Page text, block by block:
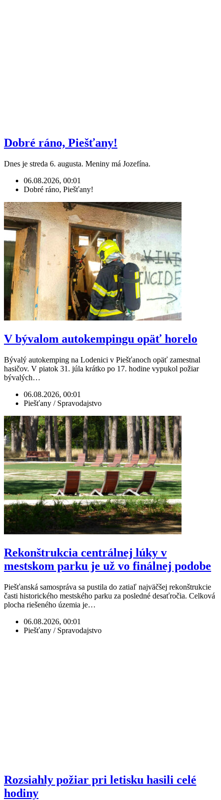
Dobré ráno, Piešťany!
Dnes je streda 6. augusta. Meniny má Jozefína.
06.08.2026, 00:01
Dobré ráno, Piešťany!
V bývalom autokempingu opäť horelo
Bývalý autokemping na Lodenici v Piešťanoch opäť zamestnal
hasičov. V piatok 31. júla krátko po 17. hodine vypukol požiar
bývalých…
06.08.2026, 00:01
Piešťany / Spravodajstvo
Rekonštrukcia centrálnej lúky v
mestskom parku je už vo finálnej podobe
Piešťanská samospráva sa pustila do zatiaľ najväčšej rekonštrukcie
časti historického mestského parku za posledné desaťročia. Celková
plocha riešeného územia je…
06.08.2026, 00:01
Piešťany / Spravodajstvo
Rozsiahly požiar pri letisku hasili celé
hodiny